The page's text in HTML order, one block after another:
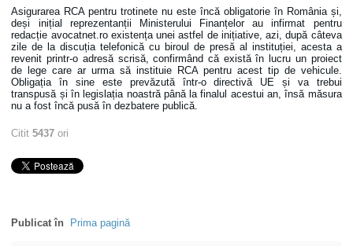
Asigurarea RCA pentru trotinete nu este încă obligatorie în România și,
deși inițial reprezentanții Ministerului Finanțelor au infirmat pentru
redacție avocatnet.ro existența unei astfel de inițiative, azi, după câteva
zile de la discuția telefonică cu biroul de presă al instituției, acesta a
revenit printr-o adresă scrisă, confirmând că există în lucru un proiect
de lege care ar urma să instituie RCA pentru acest tip de vehicule.
Obligația în sine este prevăzută într-o directivă UE și va trebui
transpusă și în legislația noastră până la finalul acestui an, însă măsura
nu a fost încă pusă în dezbatere publică.
Citit5437 ori
Publicat în Prima pagină